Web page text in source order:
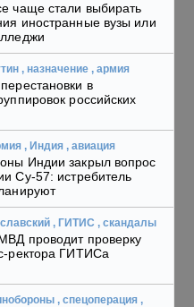
чаще стали выбирать
иностранные вузы или
, назначение , армия
в
российских
, Индия , авиация
Индии закрыл вопрос
Су-57: истребитель
, ГИТИС , скандалы
проводит проверку
ректора ГИТИСа
, спецоперация ,